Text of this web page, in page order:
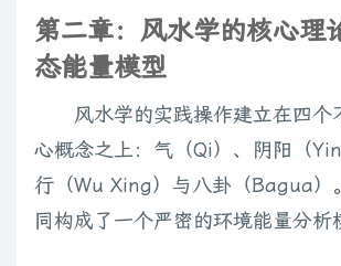
第二章：风水学的核心理
态能量模型
风水学的实践操作建立在四个
心概念之上：气（Qi）、阴阳（
行（Wu Xing）与八卦（Bagua）
同构成了一个严密的环境能量分析